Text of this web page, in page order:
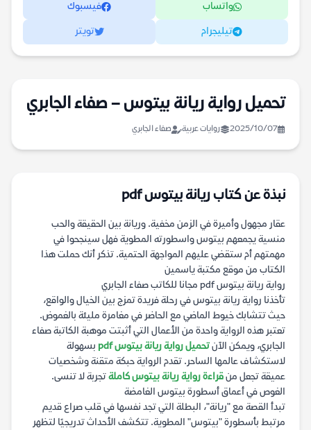
واتساب فيسبوك
تيليجرام تويتر
تحميل رواية ريانة بيتوس – صفاء الجابري
2025/10/07 روايات عربية صفاء الجابري
نبذة عن كتاب ريانة بيتوس pdf
عقار مجهول وأميرة في الزمن مخفية. وريانة بين الحقيقة والحب
منسية يجمعهم بيتوس واسطورته المطوية فهل سينجحوا في
مهمتهم أم ستقضي عليهم المواجهة الحتمية. تذكر أنك حملت هذا
الكتاب من موقع مكتبة ياسمين
رواية ريانة بيتوس pdf مجانا للكاتب صفاء الجابري
تأخذنا رواية ريانة بيتوس في رحلة فريدة تمزج بين الخيال والواقع،
حيث تتشابك خيوط الماضي مع الحاضر في مغامرة مليئة بالغموض.
تعتبر هذه الرواية واحدة من الأعمال التي أثبتت موهبة الكاتبة صفاء
الجابري، ويمكن الآنتحميل رواية ريانة بيتوس pdf
بسهولة
لاستكشاف عالمها الساحر. تقدم الرواية حبكة متقنة وشخصيات
عميقة تجعل منقراءة رواية ريانة بيتوس كاملةتجربة لا تنسى.
الغوص في أعماق أسطورة بيتوس الغامضة
تبدأ القصة مع "ريانة"، البطلة التي تجد نفسها في قلب صراع قديم
مرتبط بأسطورة "بيتوس" المطوية. تتكشف الأحداث تدريجيًا لتظهر